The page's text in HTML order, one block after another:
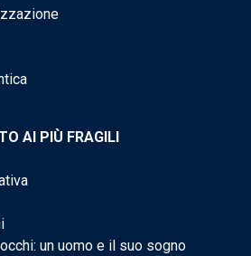
AI PIÙ FRAGILI
un uomo e il suo sogno